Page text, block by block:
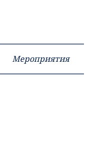
Мероприятия